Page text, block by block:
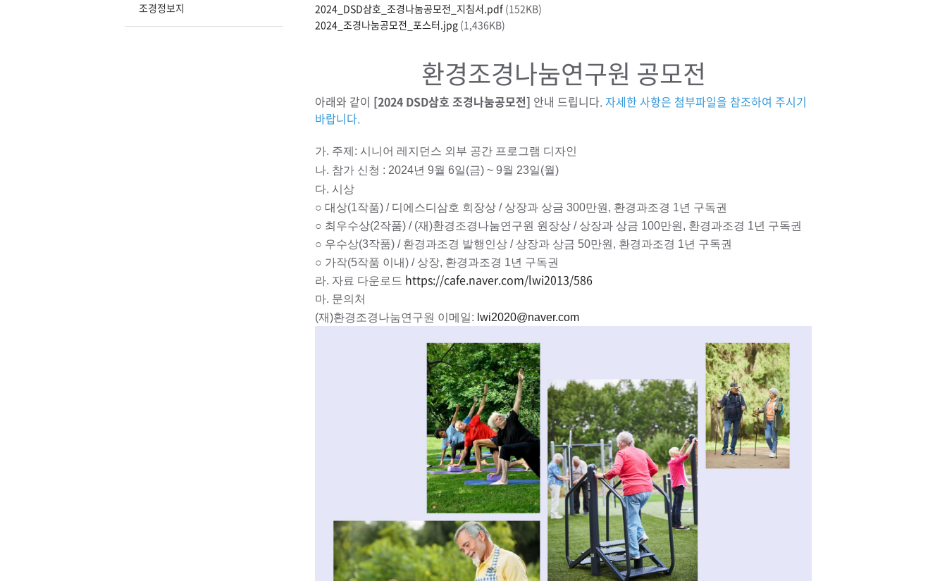
조경정보지
2024_DSD삼호_조경나눔공모전_지침서.pdf (152KB)
2024_조경나눔공모전_포스터.jpg (1,436KB)
환경조경나눔연구원 공모전
아래와 같이 [2024 DSD삼호 조경나눔공모전] 안내 드립니다.자세한 사항은 첨부파일을 참조하여 주시기
바랍니다.
가. 주제: 시니어 레지던스 외부 공간 프로그램 디자인
나. 참가 신청 : 2024년 9월 6일(금) ~ 9월 23일(월)
다. 시상
○ 대상(1작품) / 디에스디삼호 회장상 / 상장과 상금 300만원, 환경과조경 1년 구독권
○ 최우수상(2작품) / (재)환경조경나눔연구원 원장상 / 상장과 상금 100만원, 환경과조경 1년 구독권
○ 우수상(3작품) / 환경과조경 발행인상 / 상장과 상금 50만원, 환경과조경 1년 구독권
○ 가작(5작품 이내) / 상장, 환경과조경 1년 구독권
라. 자료 다운로드 https://cafe.naver.com/lwi2013/586
마. 문의처
(재)환경조경나눔연구원 이메일: lwi2020@naver.com